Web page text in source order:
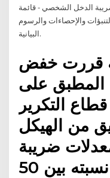
الدخل الشخصي - قائمة
والإحصاءات والرسوم
البيانية.
قررت خفض
المطبق على
التكرير
من الهيكل
ضريبة
الدخل والذي تتراوح نسبته بين 50